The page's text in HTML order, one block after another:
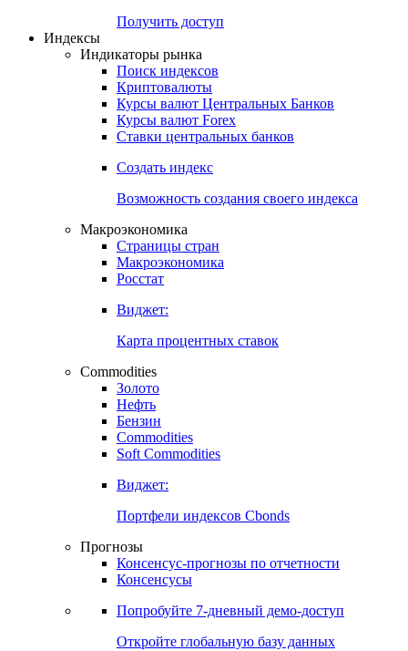
Попробуйте7-дневный
Откройте глобальную базу данных
Получить доступ
Индикаторы рынка
Поиск индексов
Курсы валют Центральных Банков
Ставки центральных банков
Создать индекс
Возможность создания своего индекса
Страницы стран
Росстат
Виджет:
Карта процентных ставок
Commodities
Золото
Бензин
Soft Commodities
Виджет:
Портфели индексов Cbonds
Прогнозы
Консенсусы